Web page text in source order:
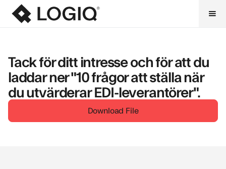
Tack för ditt intresse och för att du
laddar ner "10 frågor att ställa när
du utvärderar EDI-leverantörer".
Download File